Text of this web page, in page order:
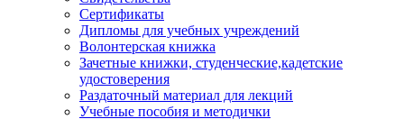
Сертификаты
Дипломы для учебных учреждений
Волонтерская книжка
Зачетные книжки, студенческие,кадетские
удостоверения
Раздаточный материал для лекций
Учебные пособия и методички